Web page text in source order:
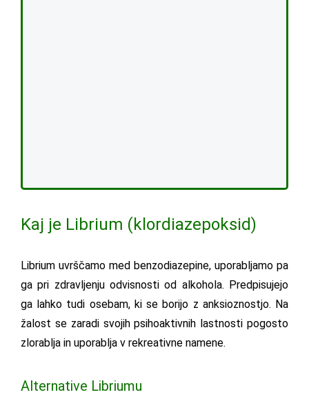
Kaj je Librium (klordiazepoksid)
Librium uvrščamo med benzodiazepine, uporabljamo pa
ga pri zdravljenju odvisnosti od alkohola. Predpisujejo
ga lahko tudi osebam, ki se borijo z anksioznostjo. Na
žalost se zaradi svojih psihoaktivnih lastnosti pogosto
zlorablja in uporablja v rekreativne namene.
Alternative Libriumu